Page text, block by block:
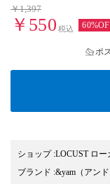
￥1,397
￥550 税込
ポ
ショップ:LOCUST ロー
ブランド :&yam （アン